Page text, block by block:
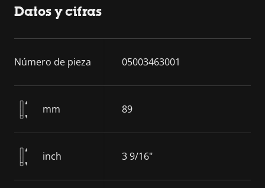
Datos y cifras
Número de pieza 05003463001
mm 89
inch 3 9/16"